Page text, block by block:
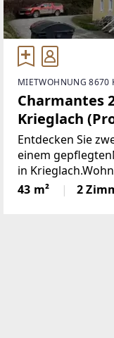
MIETWOHNUNG 8670
Charmantes
Krieglach
Entdecken Sie
einem
in
480 €
Wohnung wurde
43 m² 2